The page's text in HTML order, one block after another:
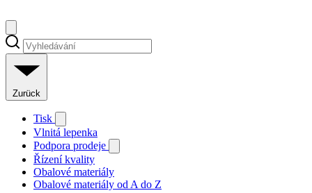
Zurück
Tisk
Vlnitá lepenka
Podpora prodeje
Řízení kvality
Obalové materiály
Obalové materiály od A do Z